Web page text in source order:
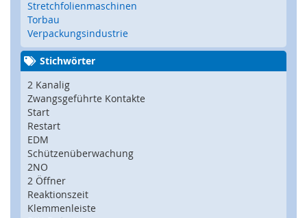
F
I
D
)
S
c
h
l
ü
s
s
e
l
t
r
Stretchfolienmaschinen
Torbau
Verpackungsindustrie
Stichwörter
2 Kanalig
Zwangsgeführte Kontakte
Start
Restart
EDM
Schützenüberwachung
2NO
2 Öffner
Reaktionszeit
Klemmenleiste